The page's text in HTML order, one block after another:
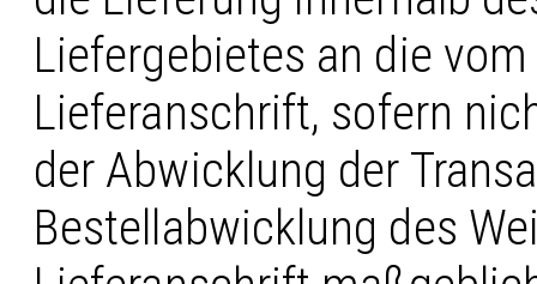
Liefergebietes an die
Lieferanschrift, sofern
der Abwicklung der
Bestellabwicklung des